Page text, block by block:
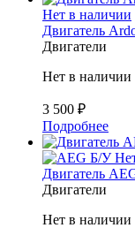
Нет в наличии
Двигатель
Двигатели
Нет в наличии
3 500 ₽
Подробнее
Б/У
Двигатель
Двигатели
Нет в наличии